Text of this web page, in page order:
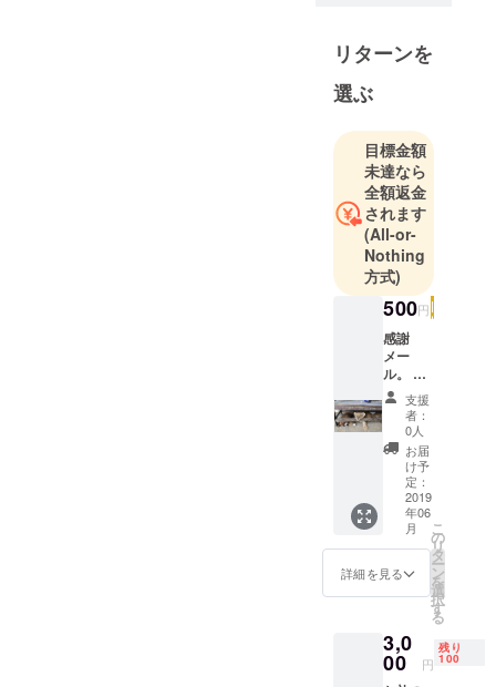
過ごせれば
と思ってい
リターンを
選ぶ
目標金額
未達なら
全額返金
されます
(All-or-
Nothing
方式)
500円
感謝
メー
ル。 応
援して
いただ
いたお
返しに
感謝の
気持ち
をメー
ルにて
お送り
させて
いただ
きま
す。 現
行って
感じた
こと、
支援
者：
0人
お届
け予
定：
2019
年06
月
詳細を見る
こ
の
リ
タ
ー
ン
を
選
択
す
る
3,0
00 円
残り
100